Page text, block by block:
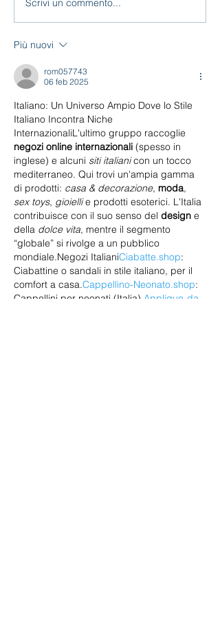
PROVA i nostri corsi
2025/2026
Scrivi un commento...
Più nuovi
rom057743
06 feb 2025
Italiano: Un Universo Ampio Dove lo Stile
Italiano Incontra Niche
InternazionaliL'ultimo gruppo raccoglie
negozi online internazionali (spesso in
inglese) e alcuni siti italiani con un tocco
mediterraneo. Qui trovi un'ampia gamma
di prodotti: casa & decorazione, moda,
sex toys, gioielli e prodotti esoterici. L'Italia
contribuisce con il suo senso del design e
della dolce vita, mentre il segmento
“globale” si rivolge a un pubblico
mondiale.Negozi ItalianiCiabatte.shop:
Ciabattine o sandali in stile italiano, per il
comfort a casa.Cappellino-Neonato.shop:
Cappellini per neonati (Italia). Applique-da-